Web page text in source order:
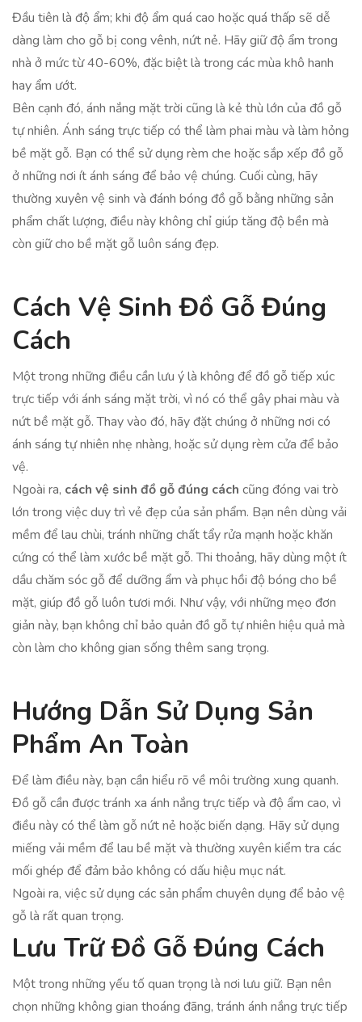
Đầu tiên là độ ẩm; khi độ ẩm quá cao hoặc quá thấp sẽ dễ
dàng làm cho gỗ bị cong vênh, nứt nẻ. Hãy giữ độ ẩm trong
nhà ở mức từ 40-60%, đặc biệt là trong các mùa khô hanh
hay ẩm ướt.
Bên cạnh đó, ánh nắng mặt trời cũng là kẻ thù lớn của đồ gỗ
tự nhiên. Ánh sáng trực tiếp có thể làm phai màu và làm hỏng
bề mặt gỗ. Bạn có thể sử dụng rèm che hoặc sắp xếp đồ gỗ
ở những nơi ít ánh sáng để bảo vệ chúng. Cuối cùng, hãy
thường xuyên vệ sinh và đánh bóng đồ gỗ bằng những sản
phẩm chất lượng, điều này không chỉ giúp tăng độ bền mà
còn giữ cho bề mặt gỗ luôn sáng đẹp.
Cách Vệ Sinh Đồ Gỗ Đúng
Cách
Một trong những điều cần lưu ý là không để đồ gỗ tiếp xúc
trực tiếp với ánh sáng mặt trời, vì nó có thể gây phai màu và
nứt bề mặt gỗ. Thay vào đó, hãy đặt chúng ở những nơi có
ánh sáng tự nhiên nhẹ nhàng, hoặc sử dụng rèm cửa để bảo
vệ.
Ngoài ra, cách vệ sinh đồ gỗ đúng cách cũng đóng vai trò
lớn trong việc duy trì vẻ đẹp của sản phẩm. Bạn nên dùng vải
mềm để lau chùi, tránh những chất tẩy rửa mạnh hoặc khăn
cứng có thể làm xước bề mặt gỗ. Thi thoảng, hãy dùng một ít
dầu chăm sóc gỗ để dưỡng ẩm và phục hồi độ bóng cho bề
mặt, giúp đồ gỗ luôn tươi mới. Như vậy, với những mẹo đơn
giản này, bạn không chỉ bảo quản đồ gỗ tự nhiên hiệu quả mà
còn làm cho không gian sống thêm sang trọng.
Hướng Dẫn Sử Dụng Sản
Phẩm An Toàn
Để làm điều này, bạn cần hiểu rõ về môi trường xung quanh.
Đồ gỗ cần được tránh xa ánh nắng trực tiếp và độ ẩm cao, vì
điều này có thể làm gỗ nứt nẻ hoặc biến dạng. Hãy sử dụng
miếng vải mềm để lau bề mặt và thường xuyên kiểm tra các
mối ghép để đảm bảo không có dấu hiệu mục nát.
Ngoài ra, việc sử dụng các sản phẩm chuyên dụng để bảo vệ
gỗ là rất quan trọng.
Lưu Trữ Đồ Gỗ Đúng Cách
Một trong những yếu tố quan trọng là nơi lưu giữ. Bạn nên
chọn những không gian thoáng đãng, tránh ánh nắng trực tiếp